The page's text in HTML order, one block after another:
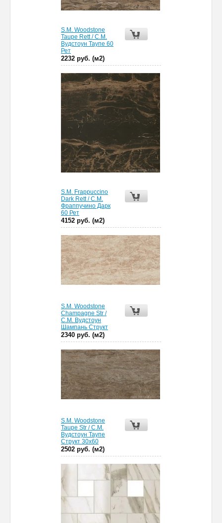
S.M. Woodstone
Taupe Rett / С.М.
Вудстоун Таупе 60
Рет
2232 руб. (м2)
S.M. Frappuccino
Dark Rett / С.М.
Фраппучино Дарк
60 Рет
4152 руб. (м2)
S.M. Woodstone
Champagne Str /
С.М. Вудстоун
Шампань Структ
2340 руб. (м2)
S.M. Woodstone
Taupe Str / С.М.
Вудстоун Таупе
Структ 30х60
2502 руб. (м2)